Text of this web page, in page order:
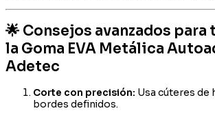
🌟 Consejos avanzados para
la Goma EVA Metálica
Adetec
Corte con precisión: Usa cúteres de
bordes definidos.